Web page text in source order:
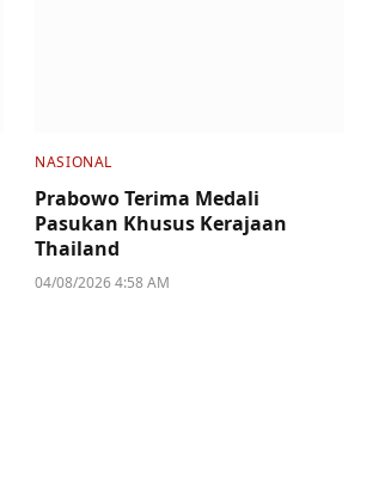
NASIONAL
Prabowo Terima Medali
Pasukan Khusus Kerajaan
Thailand
04/08/2026 4:58 AM